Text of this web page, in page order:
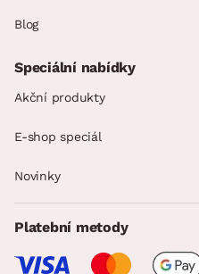
Blog
Speciální nabídky
Akční produkty
E-shop speciál
Novinky
Platební metody